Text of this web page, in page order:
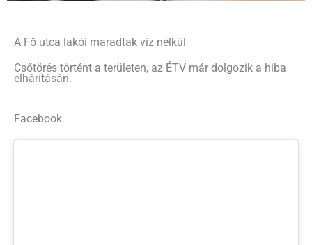
A Fő utca lakói maradtak víz nélkül
Csőtörés történt a területen, az ÉTV már dolgozik a hiba
elhárításán.
Facebook